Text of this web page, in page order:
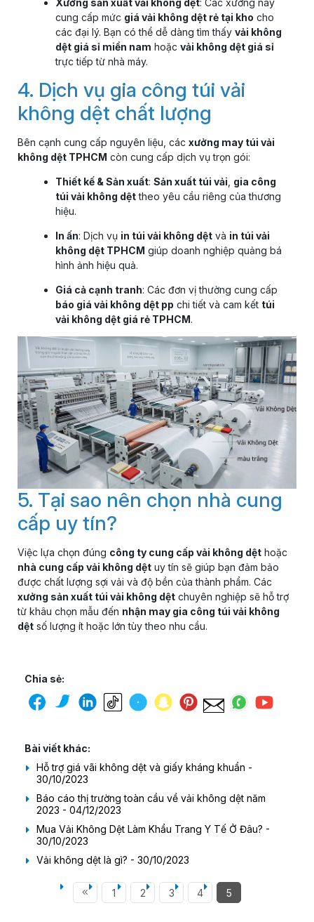
Xưởng sản xuất vải không dệt: Các xưởng này
cung cấp mức giá vải không dệt rẻ tại kho cho
các đại lý. Bạn có thể dễ dàng tìm thấy vải không
dệt giá sỉ miền nam hoặc vải không dệt giá sỉ
trực tiếp từ nhà máy.
4. Dịch vụ gia công túi vải
không dệt chất lượng
Bên cạnh cung cấp nguyên liệu, các xưởng may túi vải
không dệt TPHCM còn cung cấp dịch vụ trọn gói:
Thiết kế & Sản xuất: Sản xuất túi vải gia công
túi vải không dệttheo yêu cầu riêng của thương
hiệu.
In ấn: Dịch vụ in túi vải không dệt và in túi vải
không dệt TPHCM giúp doanh nghiệp quảng bá
hình ảnh hiệu quả.
Giá cả cạnh tranh: Các đơn vị thường cung cấp
báo giá vải không dệt pp chi tiết và cam kết túi
vải không dệt giá rẻ TPHCM.
5. Tại sao nên chọn nhà cung
cấp uy tín?
Việc lựa chọn đúng công ty cung cấp vải không dệt hoặc
nhà cung cấp vải không dệt uy tín sẽ giúp bạn đảm bảo
được chất lượng sợi vải và độ bền của thành phẩm. Các
xưởng sản xuất túi vải không dệt chuyên nghiệp sẽ hỗ trợ
từ khâu chọn mẫu đến nhận may gia công túi vải không
dệt số lượng ít hoặc lớn tùy theo nhu cầu.
Chia sẻ:
Bài viết khác:
Hỗ trợ giá vãi không dệt và giấy kháng khuẩn -
30/10/2023
Báo cáo thị trường toàn cầu về vải không dệt năm
2023 - 04/12/2023
Mua Vải Không Dệt Làm Khẩu Trang Y Tế Ở Đâu? -
30/10/2023
Vải không dệt là gì? - 30/10/2023
1 2 3 4 5